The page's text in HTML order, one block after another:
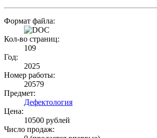
Формат файла:
Кол-во страниц:
109
Год:
2025
Номер работы:
20579
Предмет:
Дефектология
Цена:
10500 рублей
Число продаж: